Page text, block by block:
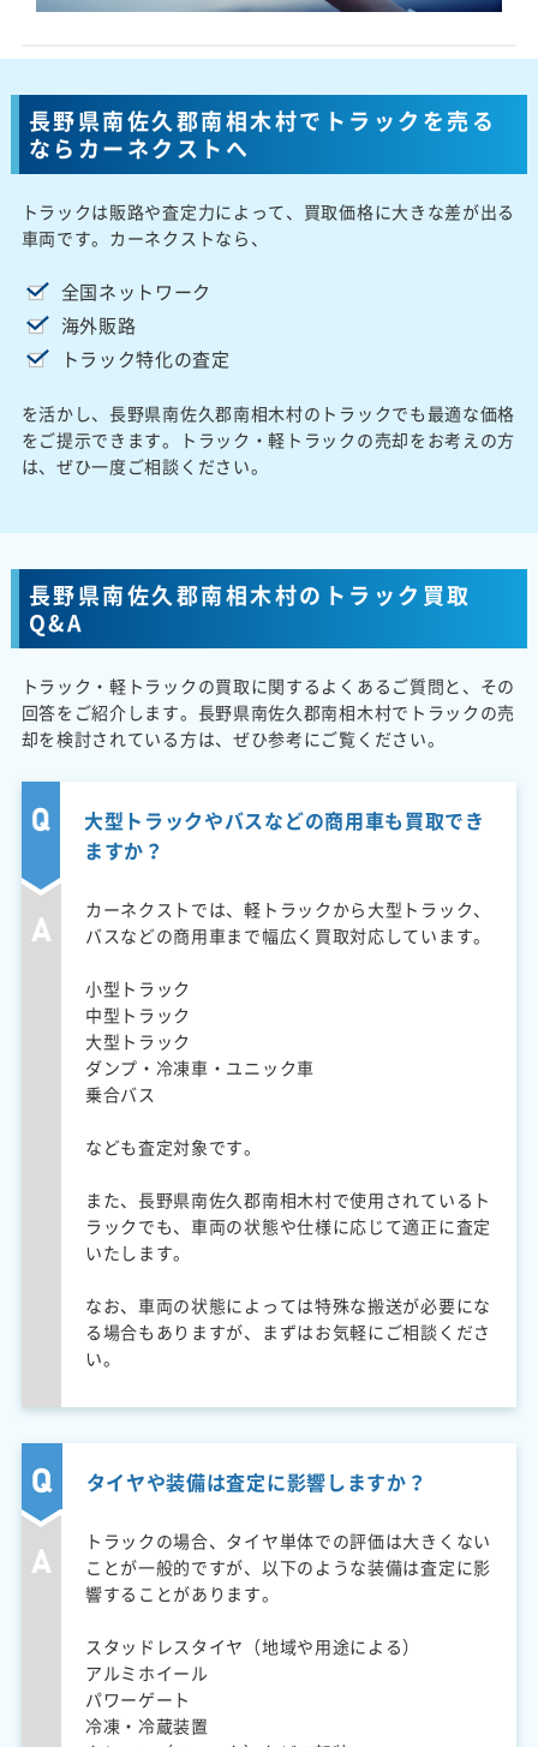
長野県南佐久郡南相木村でトラックを売る
ならカーネクストへ
トラックは販路や査定力によって、買取価格に大きな差が出る
車両です。カーネクストなら、
全国ネットワーク
海外販路
トラック特化の査定
を活かし、長野県南佐久郡南相木村のトラックでも最適な価格
をご提示できます。トラック・軽トラックの売却をお考えの方
は、ぜひ一度ご相談ください。
長野県南佐久郡南相木村のトラック買取
Q&A
トラック・軽トラックの買取に関するよくあるご質問と、その
回答をご紹介します。長野県南佐久郡南相木村でトラックの売
却を検討されている方は、ぜひ参考にご覧ください。
大型トラックやバスなどの商用車も買取でき
ますか？
カーネクストでは、軽トラックから大型トラック、
バスなどの商用車まで幅広く買取対応しています。
小型トラック
中型トラック
大型トラック
ダンプ・冷凍車・ユニック車
乗合バス
なども査定対象です。
また、長野県南佐久郡南相木村で使用されているト
ラックでも、車両の状態や仕様に応じて適正に査定
いたします。
なお、車両の状態によっては特殊な搬送が必要にな
る場合もありますが、まずはお気軽にご相談くださ
い。
タイヤや装備は査定に影響しますか？
トラックの場合、タイヤ単体での評価は大きくない
ことが一般的ですが、以下のような装備は査定に影
響することがあります。
スタッドレスタイヤ（地域や用途による）
アルミホイール
パワーゲート
冷凍・冷蔵装置